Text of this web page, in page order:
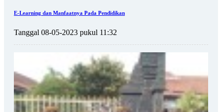
E-Learning dan Manfaatnya Pada Pendidikan
Tanggal 08-05-2023 pukul 11:32